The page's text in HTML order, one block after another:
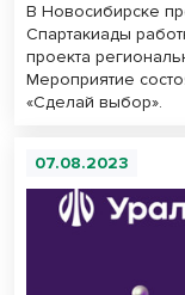
В Новосибирске
Спартакиады
проекта
Мероприятие
«Сделай выбор».
07.08.2023